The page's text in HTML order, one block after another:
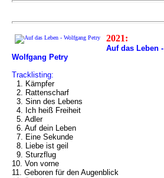
2021:
Auf das Leben -
Wolfgang Petry
Tracklisting:
1. Kämpfer
2. Rattenscharf
3. Sinn des Lebens
4. Ich heiß Freiheit
5. Adler
6. Auf dein Leben
7. Eine Sekunde
8. Liebe ist geil
9. Sturzflug
10. Von vorne
11. Geboren für den Augenblick